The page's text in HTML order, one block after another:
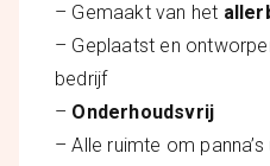
– Gemaakt van het
– Geplaatst en
bedrijf
– Onderhoudsvrij
– Alle ruimte om